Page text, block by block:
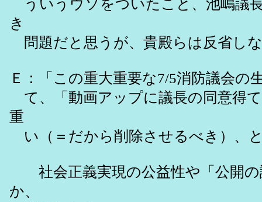
ういうウソをついたこと、池嶋議
き
問題だと思うが、貴殿らは反省し
Ｅ：「この重大重要な7/5消防議会
て、「動画アップに議長の同意得
重
い（＝だから削除させるべき）、
社会正義実現の公益性や「公開の
か、